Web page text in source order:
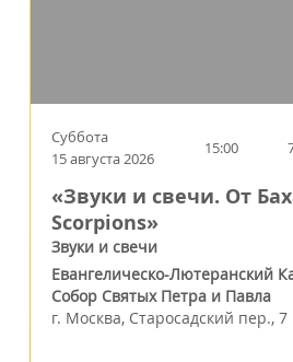
Суббота
15 августа 2026
15:00
«Звуки и свечи. От
Scorpions»
Звуки и свечи
Евангелическо-Лютеранский
Собор Святых Петра и Павла
г. Москва, Старосадский пер., 7